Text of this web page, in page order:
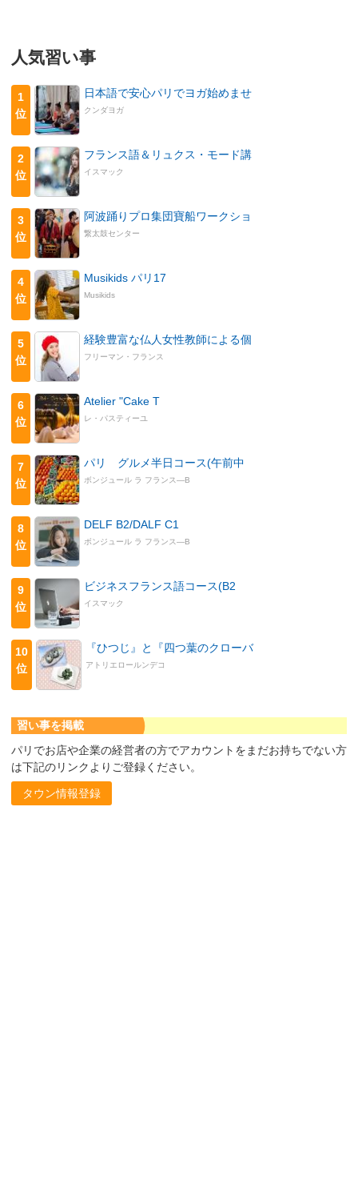
人気習い事
1
位
日本語で安心パリでヨガ始めませ
クンダヨガ
2
位
フランス語＆リュクス・モード講
イスマック
3
位
阿波踊りプロ集団寶船ワークショ
繋太鼓センター
4
位
Musikids パリ17
Musikids
5
位
経験豊富な仏人女性教師による個
フリーマン・フランス
6
位
Atelier "Cake T
レ・パスティーユ
7
位
パリ グルメ半日コース(午前中
ボンジュール ラ フランス―B
8
位
DELF B2/DALF C1
ボンジュール ラ フランス―B
9
位
ビジネスフランス語コース(B2
イスマック
10
位
『ひつじ』と『四つ葉のクローバ
アトリエロールンデコ
習い事を掲載
パリでお店や企業の経営者の方でアカウントをまだお持ちでない方
は下記のリンクよりご登録ください。
タウン情報登録